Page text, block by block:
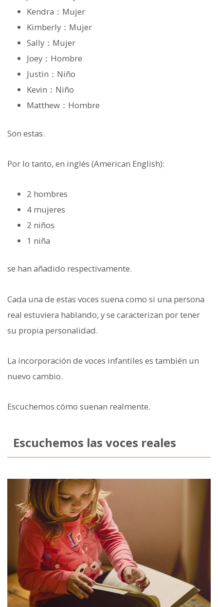
Kendra：Mujer
Kimberly：Mujer
Sally：Mujer
Joey：Hombre
Justin：Niño
Kevin：Niño
Matthew：Hombre
Son estas.
Por lo tanto, en inglés (American English):
2 hombres
4 mujeres
2 niños
1 niña
se han añadido respectivamente.
Cada una de estas voces suena como si una persona
real estuviera hablando, y se caracterizan por tener
su propia personalidad.
La incorporación de voces infantiles es también un
nuevo cambio.
Escuchemos cómo suenan realmente.
Escuchemos las voces reales